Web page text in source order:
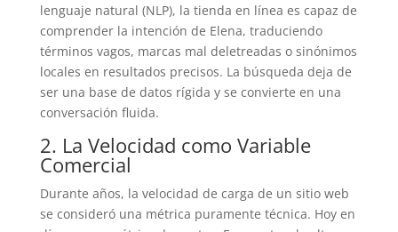
lenguaje natural (NLP), la tienda en línea es capaz de
comprender la intención de Elena, traduciendo
términos vagos, marcas mal deletreadas o sinónimos
locales en resultados precisos. La búsqueda deja de
ser una base de datos rígida y se convierte en una
conversación fluida.
2. La Velocidad como Variable
Comercial
Durante años, la velocidad de carga de un sitio web
se consideró una métrica puramente técnica. Hoy en